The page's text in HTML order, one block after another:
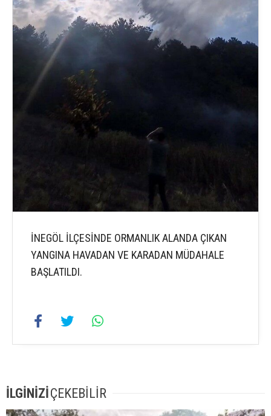
İNEGÖL İLÇESİNDE ORMANLIK ALANDA ÇIKAN
YANGINA HAVADAN VE KARADAN MÜDAHALE
BAŞLATILDI.
İLGİNİZİÇEKEBİLİR